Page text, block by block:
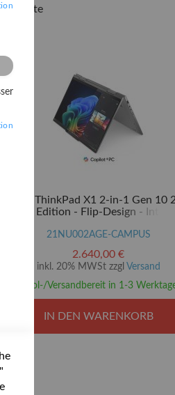
Lenovo ThinkPad X1 2-in-1 Gen 10
- Aura Edition - Flip-Design - Intel
Arc Graphics 140V - 32 GB RAM - 1
Performance - 35.6 cm (14")
21NU002AGE-CAMPUS
2.640,00 €
inkl. 20% MWSt zzgl Versand
Abhol-/Versandbereit in 1-3
IN DEN WARENKORB